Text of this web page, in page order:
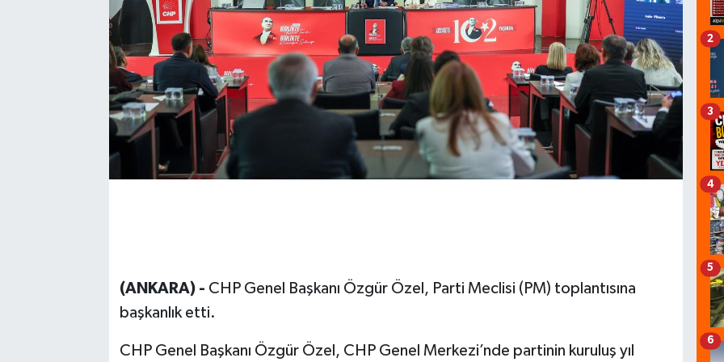
(ANKARA) - CHP Genel Başkanı Özgür Özel, Parti Meclisi (PM) toplantısına
başkanlık etti.
CHP Genel Başkanı Özgür Özel, CHP Genel Merkezi’nde partinin kuruluş yıl
2
3
4
5
6